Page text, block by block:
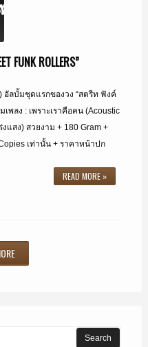
FUNK ROLLERS”
อัลบั้มชุดแรกของวง “สตรีท ฟังค์
เพลง : เพราะเราคือคน (Acoustic
แสง) สวยงาม + 180 Gram +
เท่านั้น + ราคาหน้าปก
READ MORE »